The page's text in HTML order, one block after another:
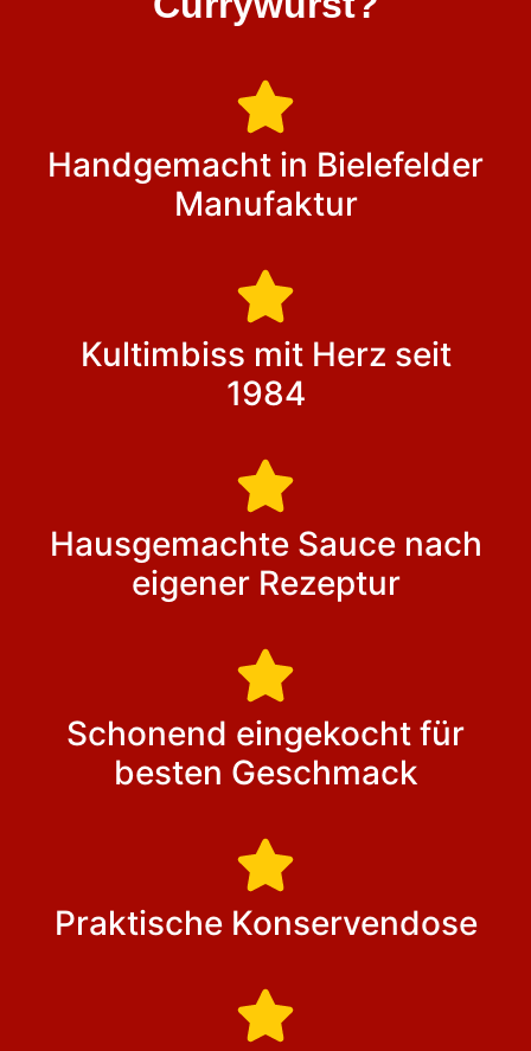
Handgemacht in Bielefelder
Manufaktur
Kultimbiss mit Herz seit
1984
Hausgemachte Sauce nach
eigener Rezeptur
Schonend eingekocht für
besten Geschmack
Praktische Konservendose